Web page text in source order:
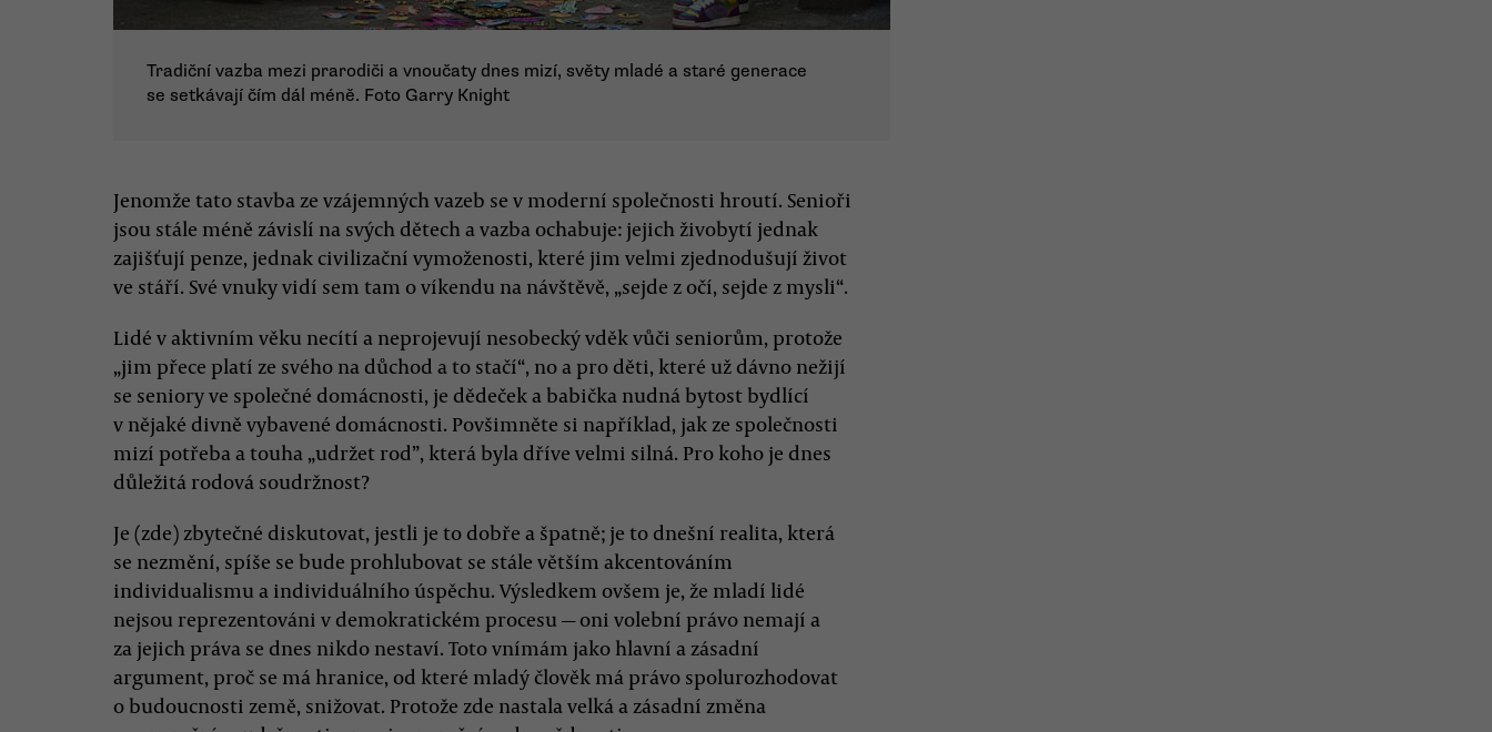
Tradiční vazba mezi prarodiči a vnoučaty dnes mizí, světy mladé a staré generace
se setkávají čím dál méně. Foto Garry Knight
Jenomže tato stavba ze vzájemných vazeb se v moderní společnosti hroutí. Senioři
jsou stále méně závislí na svých dětech a vazba ochabuje: jejich živobytí jednak
zajišťují penze, jednak civilizační vymoženosti, které jim velmi zjednodušují život
ve stáří. Své vnuky vidí sem tam o víkendu na návštěvě, „sejde z očí, sejde z mysli“.
Lidé v aktivním věku necítí a neprojevují nesobecký vděk vůči seniorům, protože
„jim přece platí ze svého na důchod a to stačí“, no a pro děti, které už dávno nežijí
se seniory ve společné domácnosti, je dědeček a babička nudná bytost bydlící
v nějaké divně vybavené domácnosti. Povšimněte si například, jak ze společnosti
mizí potřeba a touha „udržet rod”, která byla dříve velmi silná. Pro koho je dnes
důležitá rodová soudržnost?
Je (zde) zbytečné diskutovat, jestli je to dobře a špatně; je to dnešní realita, která
se nezmění, spíše se bude prohlubovat se stále větším akcentováním
individualismu a individuálního úspěchu. Výsledkem ovšem je, že mladí lidé
nejsou reprezentováni v demokratickém procesu — oni volební právo nemají a
za jejich práva se dnes nikdo nestaví. Toto vnímám jako hlavní a zásadní
argument, proč se má hranice, od které mladý člověk má právo spolurozhodovat
o budoucnosti země, snižovat. Protože zde nastala velká a zásadní změna